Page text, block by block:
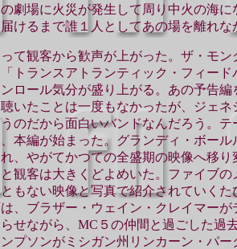
劇場に火災が発生して周り中火の海に
けるまで誰１人としてあの場を離れな
て観客から歓声が上がった。ザ・モン
トランスアトランティック・フィード
ロール気分が盛り上がる。あの予告編
いたことは一度もなかったが、ジェネ
のだから面白いバンドなんだろう。テ
本編が始まった。グランディ・ボール
、やがてかつての全盛期の映像へ移り
観客は大きくどよめいた。ファイブの
もない映像と写真で紹介されていく
、ブラザー・ウェイン・クレイマーが
せながら、MC５の仲間と過ごした過
プソンがミシガン州リンカーン・パー